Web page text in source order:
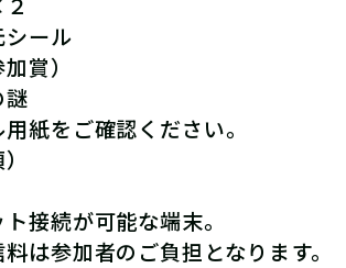
シール
賞）
謎
紙をご確認ください。
接続が可能な端末。
は参加者のご負担となります。